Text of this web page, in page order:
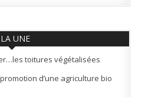
UNE
toitures végétalisées
d’une agriculture bio